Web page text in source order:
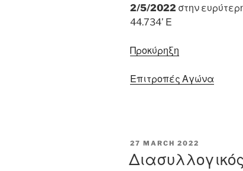
2/5/2022 στην
44.734’ Ε
Προκύρηξη
Επιτροπές Αγώνα
POSTED
27 MARCH 2022